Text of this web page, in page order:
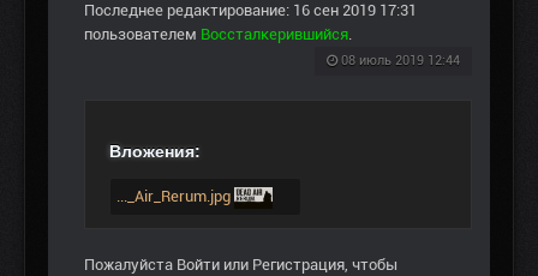
Последнее редактирование: 16 сен 2019 17:31
пользователем Воссталкерившийся.
08 июль 2019 12:44
Вложения:
..._Air_Rerum.jpg
Пожалуйста Войти или Регистрация, чтобы